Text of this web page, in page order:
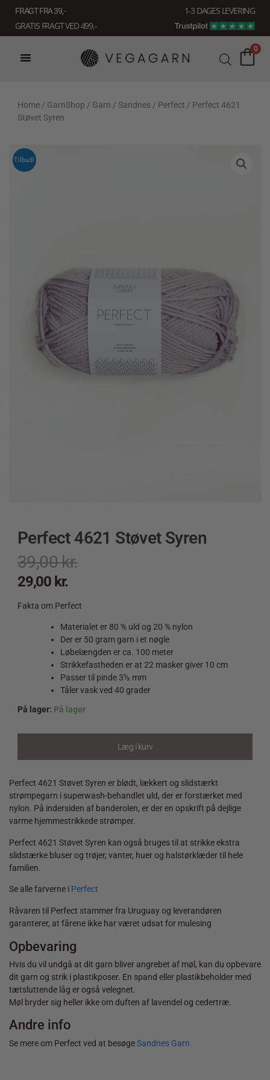
indholdet
FRAGT FRA 39, -
1-3 DAGES LEVERING
GRATIS FRAGT VED 499,-
0
Home / GarnShop / Garn / Sandnes / Perfect / Perfect 4621
Støvet Syren
Tilbud!
Perfect 4621 Støvet Syren
39,00kr.
29,00 kr.
Fakta om Perfect
Materialet er 80 % uld og 20 % nylon
Der er 50 gram garn i et nøgle
Løbelængden er ca. 100 meter
Strikkefastheden er at 22 masker giver 10 cm
Passer til pinde 3½ mm
Tåler vask ved 40 grader
På lager: På lager
Perfect
Læg i kurv
Perfect 4621 Støvet Syren er blødt, lækkert og slidstærkt
strømpegarn i superwash-behandlet uld, der er forstærket med
nylon. På indersiden af banderolen, er der en opskrift på dejlige
varme hjemmestrikkede strømper.
Perfect 4621 Støvet Syren kan også bruges til at strikke ekstra
slidstærke bluser og trøjer, vanter, huer og halstørklæder til hele
familien.
Se alle farverne i Perfect
Råvaren til Perfect stammer fra Uruguay og leverandøren
garanterer, at fårene ikke har været udsat for mulesing
Opbevaring
Hvis du vil undgå at dit garn bliver angrebet af møl, kan du opbevare
dit garn og strik i plastikposer. En spand eller plastikbeholder med
tætsluttende låg er også velegnet.
Møl bryder sig heller ikke om duften af lavendel og cedertræ.
Andre info
Se mere om Perfect ved at besøgeSandnes Garn